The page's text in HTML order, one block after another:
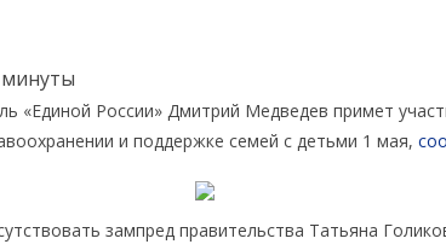
минуты
«Единой России» Дмитрий Медведев примет
и поддержке семей с детьми 1 мая,
зампред правительства Татьяна